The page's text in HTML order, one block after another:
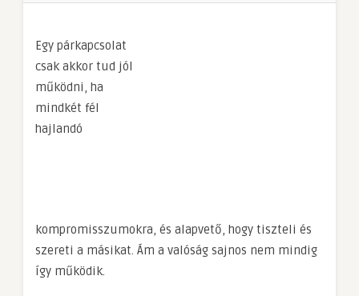
Egy párkapcsolat
csak akkor tud jól
működni, ha
mindkét fél
hajlandó
kompromisszumokra, és alapvető, hogy tiszteli és
szereti a másikat. Ám a valóság sajnos nem mindig
így működik.